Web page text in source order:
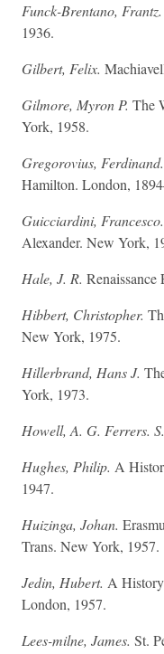
Funck-Brentano, Frantz.
1936.
Gilbert, Felix.
Gilmore, Myron P. The
York, 1958.
Gregorovius, Ferdinand.
Hamilton. London,
Guicciardini, Francesco.
Alexander. New York,
Hale, J. R.
Hibbert, Christopher.
New York, 1975.
Hillerbrand, Hans J.
York, 1973.
Howell, A. G. Ferrers. S.
Hughes, Philip. A
1947.
Huizinga, Johan.
Trans. New York, 1957.
Jedin, Hubert. A
London, 1957.
Lees-milne, James. St.